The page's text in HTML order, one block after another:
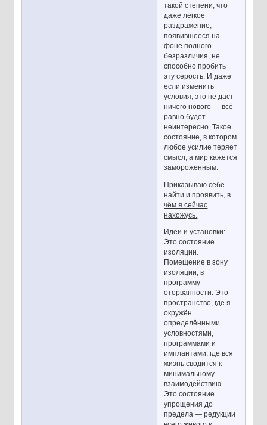
такой степени, что
даже лёгкое
раздражение,
появившееся на
фоне полного
безразличия, не
способно пробить
эту серость. И даже
если изменить
условия, это не даст
ничего нового — всё
равно будет
неинтересно. Такое
состояние, в котором
любое усилие теряет
смысл, а мир кажется
замороженным.
Приказываю себе
найти и проявить, в
чём я сейчас
нахожусь.
Идеи и установки:
Это состояние
изоляции.
Помещение в зону
изоляции, в
программу
оторванности. Это
пространство, где я
окружён
определёнными
условностями,
программами и
имплантами, где вся
жизнь сводится к
минимальному
взаимодействию.
Это состояние
упрощения до
предела — редукции